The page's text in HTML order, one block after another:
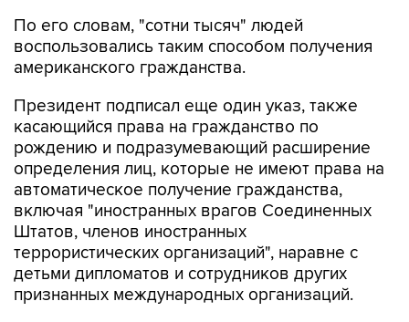
По его словам, "сотни тысяч" людей
воспользовались таким способом получения
американского гражданства.
Президент подписал еще один указ, также
касающийся права на гражданство по
рождению и подразумевающий расширение
определения лиц, которые не имеют права на
автоматическое получение гражданства,
включая "иностранных врагов Соединенных
Штатов, членов иностранных
террористических организаций", наравне с
детьми дипломатов и сотрудников других
признанных международных организаций.